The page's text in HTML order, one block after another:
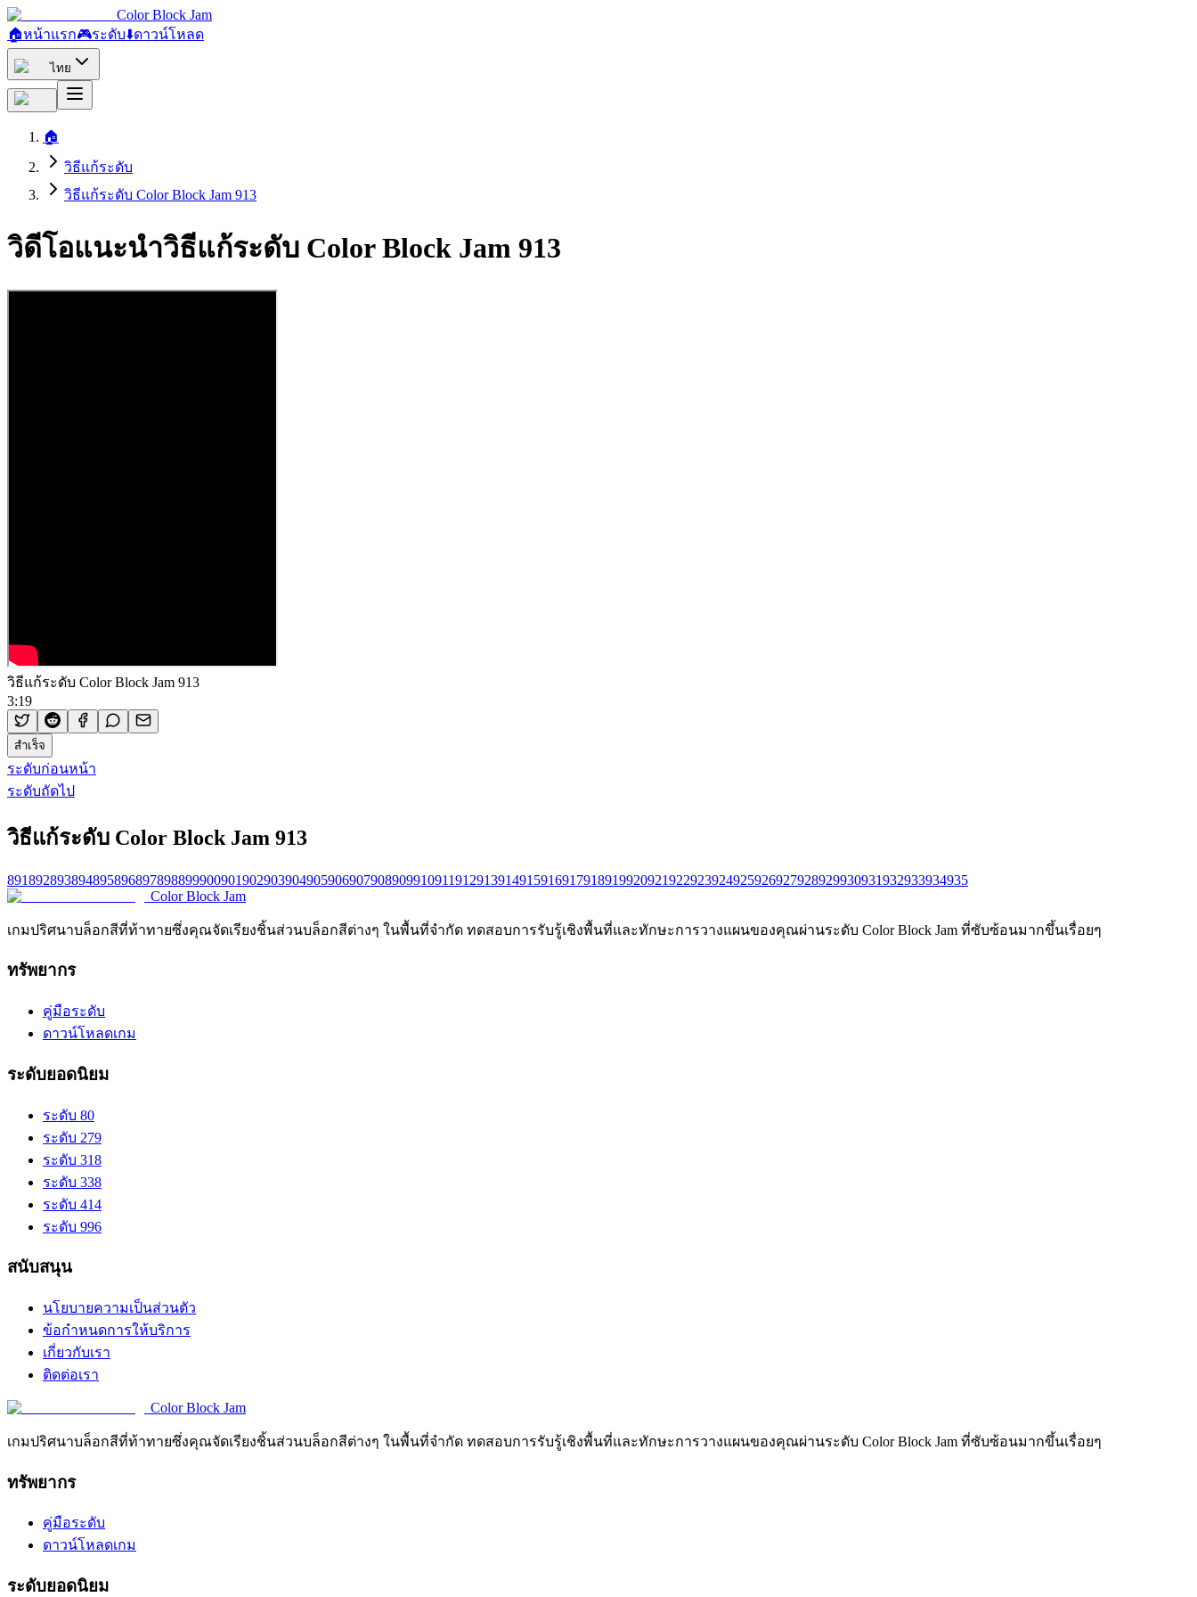
Color Block Jam
🏠หน้าแรก🎮ระดับ⬇️ดาวน์โหลด
ไทย
🏠
วิธีแก้ระดับ
วิธีแก้ระดับ Color Block Jam 913
วิดีโอแนะนำวิธีแก้ระดับ Color Block Jam 913
วิธีแก้ระดับ Color Block Jam 913
3:19
สำเร็จ
ระดับก่อนหน้า
ระดับถัดไป
วิธีแก้ระดับ Color Block Jam 913
891892893894895896897898899900901902903904905906907908909910911912913914915916917918919920921922923924925926927928929930931932933934935
Color Block Jam
เกมปริศนาบล็อกสีที่ท้าทายซึ่งคุณจัดเรียงชิ้นส่วนบล็อกสีต่างๆ ในพื้นที่จำกัด ทดสอบการรับรู้เชิงพื้นที่และทักษะการวางแผนของคุณผ่านระดับ Color Block Jam ที่ซับซ้อนมากขึ้นเรื่อยๆ
ทรัพยากร
คู่มือระดับ
ดาวน์โหลดเกม
ระดับยอดนิยม
ระดับ 80
ระดับ 279
ระดับ 318
ระดับ 338
ระดับ 414
ระดับ 996
สนับสนุน
นโยบายความเป็นส่วนตัว
ข้อกำหนดการให้บริการ
เกี่ยวกับเรา
ติดต่อเรา
Color Block Jam
เกมปริศนาบล็อกสีที่ท้าทายซึ่งคุณจัดเรียงชิ้นส่วนบล็อกสีต่างๆ ในพื้นที่จำกัด ทดสอบการรับรู้เชิงพื้นที่และทักษะการวางแผนของคุณผ่านระดับ Color Block Jam ที่ซับซ้อนมากขึ้นเรื่อยๆ
ทรัพยากร
คู่มือระดับ
ดาวน์โหลดเกม
ระดับยอดนิยม